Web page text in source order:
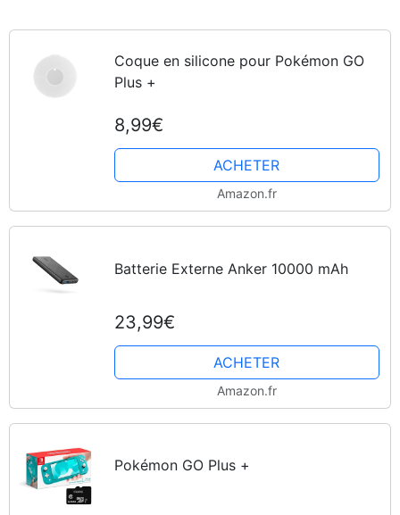
Coque en silicone pour Pokémon GO
Plus +
8,99€
ACHETER
Amazon.fr
Batterie Externe Anker 10000 mAh
23,99€
ACHETER
Amazon.fr
Pokémon GO Plus +